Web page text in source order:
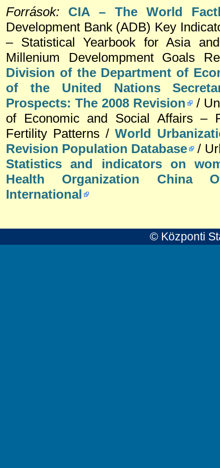
Források:
CIA – The World
Development Bank (ADB) Key
– Statistical Yearbook for Asia
Millenium Develompment Goals
Division of the Department of
of the United Nations
Prospects: The 2008 Revision
/
of Economic and Social Affairs –
Fertility Patterns / World
Revision Population Database
/
Statistics and indicators on
Health Organization China
International
© Központi